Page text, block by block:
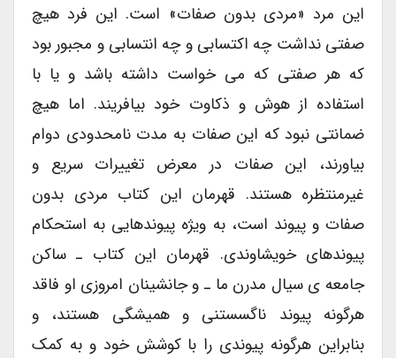
این مرد «مردی بدون صفات» است. این فرد هیچ
صفتی نداشت چه اکتسابی و چه انتسابی و مجبور بود
که هر صفتی که می خواست داشته باشد و یا با
استفاده از هوش و ذکاوت خود بیافریند. اما هیچ
ضمانتی نبود که این صفات به مدت نامحدودی دوام
بیاورند، این صفات در معرض تغییرات سریع و
غیرمنتظره هستند. قهرمان این کتاب مردی بدون
صفات و پیوند است، به ویژه پیوندهایی به استحکام
پیوندهای خویشاوندی. قهرمان این کتاب ـ ساکن
جامعه ی سیال مدرن ما ـ و جانشینان امروزی او فاقد
هرگونه پیوند ناگسستنی و همیشگی هستند، و
بنابراین هرگونه پیوندی را با کوشش خود و به کمک